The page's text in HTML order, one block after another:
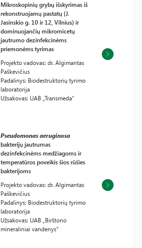
Mikroskopinių grybų išskyrimas iš
rekonstruojamų pastatų (J.
Jasinskio g. 10 ir 12, Vilnius) ir
dominuojančių mikromicetų
jautrumo dezinfekcinėms
priemonėms tyrimas
Projekto vadovas: dr. Algimantas
Paškevičius
Padalinys: Biodestruktorių tyrimo
laboratorija
Užsakovas: UAB „Transmeda“
Pseudomonas aeruginosa
bakterijų jautrumas
dezinfekcinėms medžiagoms ir
temperatūros poveikis šios rūšies
bakterijoms
Projekto vadovas: dr. Algimantas
Paškevičius
Padalinys: Biodestruktorių tyrimo
laboratorija
Užsakovas: UAB „Birštono
mineraliniai vandenys“